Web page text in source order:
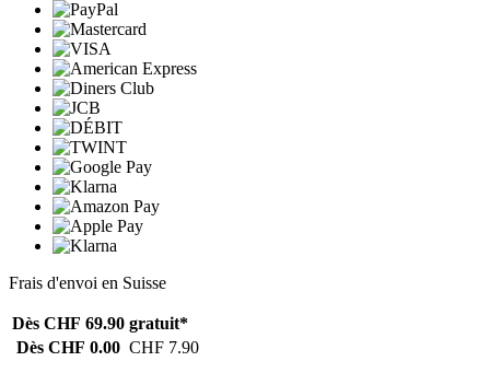
Frais d'envoi en Suisse
Dès CHF 69.90 gratuit*
Dès CHF 0.00 CHF 7.90